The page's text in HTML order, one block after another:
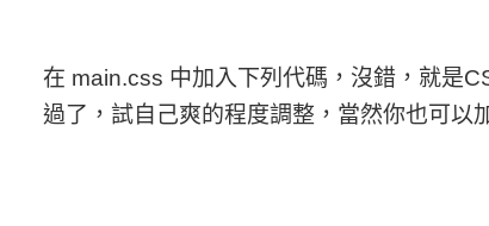
在 main.css 中加入下列代碼，沒錯，就是
過了，試自己爽的程度調整，當然你也可以